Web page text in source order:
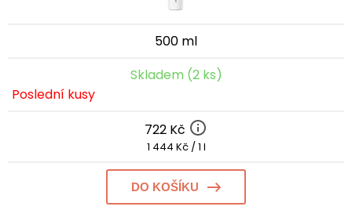
500 ml
Skladem (2 ks)
Poslední kusy
722 Kč
1 444 Kč / 1 l
DO KOŠÍKU